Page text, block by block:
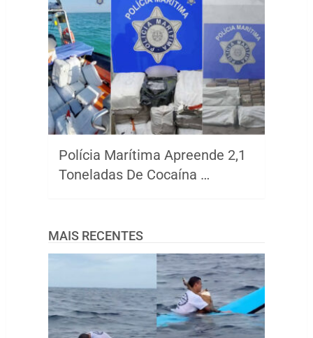
Polícia Marítima Apreende 2,1
Toneladas De Cocaína …
MAIS RECENTES